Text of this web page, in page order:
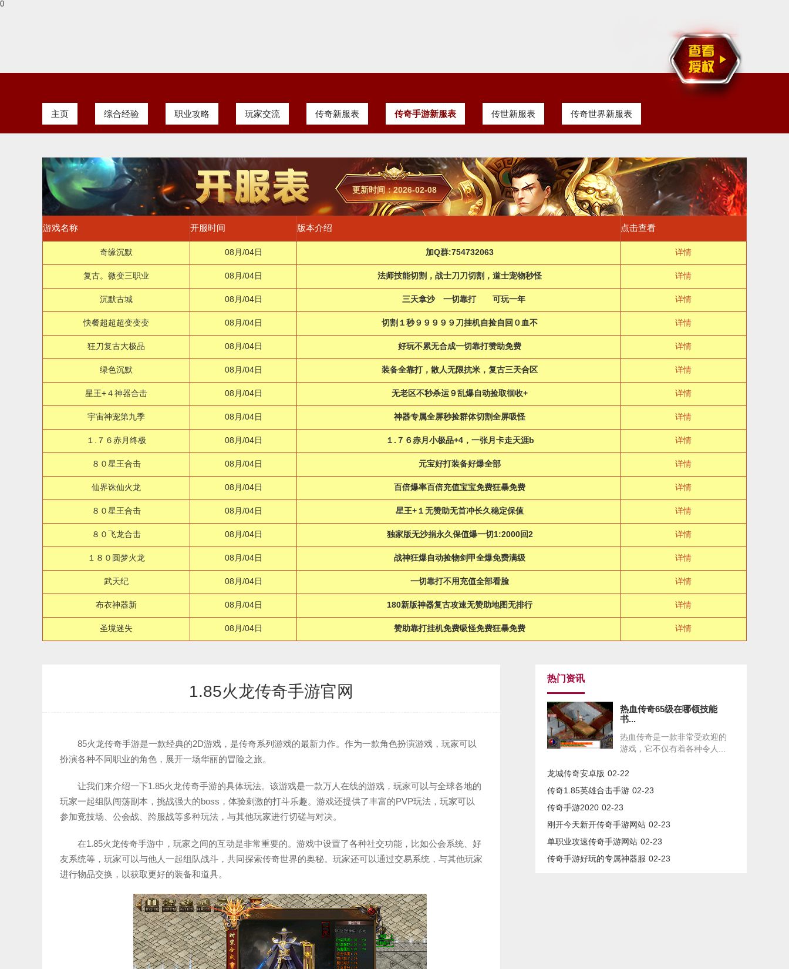
0
主页 综合经验 职业攻略 玩家交流 传奇新服表 传奇手游新服表 传世新服表 传奇世界新服表
更新时间：2026-02-08
游戏名称 开服时间 版本介绍 点击查看
奇缘沉默 08月/04日 加Q群:754732063 详情
复古。微变三职业 08月/04日 法师技能切割，战士刀刀切割，道士宠物秒怪 详情
沉默古城 08月/04日 三天拿沙 一切靠打 可玩一年 详情
快餐超超超变变变 08月/04日 切割１秒９９９９９刀挂机自捡自回０血不 详情
狂刀复古大极品 08月/04日 好玩不累无合成一切靠打赞助免费 详情
绿色沉默 08月/04日 装备全靠打，散人无限抗米，复古三天合区 详情
星王+４神器合击 08月/04日 无老区不秒杀运９乱爆自动捡取徊收+ 详情
宇宙神宠第九季 08月/04日 神器专属全屏秒捡群体切割全屏吸怪 详情
１.７６赤月终极 08月/04日 １.７６赤月小极品+4，一张月卡走天涯b 详情
８０星王合击 08月/04日 元宝好打装备好爆全部 详情
仙界诛仙火龙 08月/04日 百倍爆率百倍充值宝宝免费狂暴免费 详情
８０星王合击 08月/04日 星王+１无赞助无首冲长久稳定保值 详情
８０飞龙合击 08月/04日 独家版无沙捐永久保值爆一切1:2000回2 详情
１８０圆梦火龙 08月/04日 战神狂爆自动捡物剑甲全爆免费满级 详情
武天纪 08月/04日 一切靠打不用充值全部看脸 详情
布衣神器新 08月/04日 180新版神器复古攻速无赞助地图无排行 详情
圣境迷失 08月/04日 赞助靠打挂机免费吸怪免费狂暴免费 详情
1.85火龙传奇手游官网
85火龙传奇手游是一款经典的2D游戏，是传奇系列游戏的最新力作。作为一款角色扮演游戏，玩家可以
扮演各种不同职业的角色，展开一场华丽的冒险之旅。
让我们来介绍一下1.85火龙传奇手游的具体玩法。该游戏是一款万人在线的游戏，玩家可以与全球各地的
玩家一起组队闯荡副本，挑战强大的boss，体验刺激的打斗乐趣。游戏还提供了丰富的PVP玩法，玩家可以
参加竞技场、公会战、跨服战等多种玩法，与其他玩家进行切磋与对决。
在1.85火龙传奇手游中，玩家之间的互动是非常重要的。游戏中设置了各种社交功能，比如公会系统、好
友系统等，玩家可以与他人一起组队战斗，共同探索传奇世界的奥秘。玩家还可以通过交易系统，与其他玩家
进行物品交换，以获取更好的装备和道具。
热门资讯
热血传奇65级在哪领技能
书...
热血传奇是一款非常受欢迎的
游戏，它不仅有着各种令人...
龙城传奇安卓版 02-22
传奇1.85英雄合击手游 02-23
传奇手游2020 02-23
刚开今天新开传奇手游网站 02-23
单职业攻速传奇手游网站 02-23
传奇手游好玩的专属神器服 02-23